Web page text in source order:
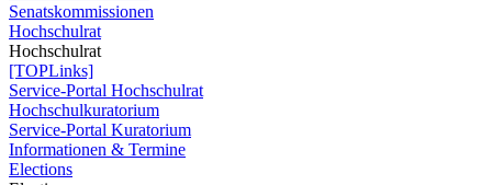
Senatskommissionen
Hochschulrat
Hochschulrat
[TOPLinks]
Service-Portal Hochschulrat
Hochschulkuratorium
Service-Portal Kuratorium
Informationen & Termine
Elections